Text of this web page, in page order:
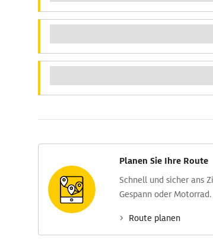
Planen Sie Ihre Route
Schnell und sicher ans
Gespann oder Motorrad.
Route planen